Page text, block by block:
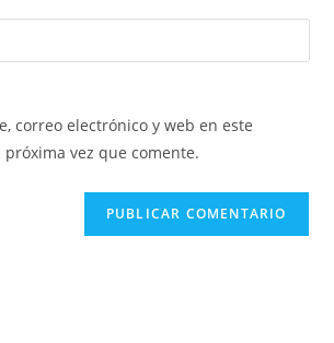
correo electrónico y web en este
vez que comente.